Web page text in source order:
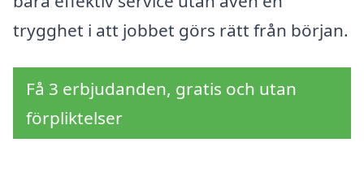
trygghet i att jobbet görs rätt från början.
Få 3 erbjudanden, gratis och utan
förpliktelser